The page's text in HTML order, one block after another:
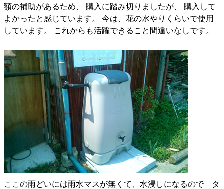
額の補助があるため、 購入に踏み切りましたが、 購入して
よかったと感じています。 今は、花の水やりくらいで使用
しています。 これからも活躍できること間違いなしです。
ここの雨どいには雨水マスが無くて、水浸しになるので タ